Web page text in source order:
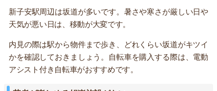
新子安駅周辺は坂道が多いです。暑さや寒さが厳しい日や
天気が悪い日は、移動が大変です。
内見の際は駅から物件まで歩き、どれくらい坂道がキツイ
かを確認しておきましょう。自転車を購入する際は、電動
アシスト付き自転車がおすすめです。